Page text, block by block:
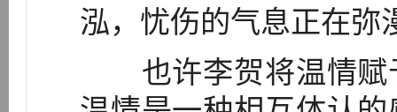
泓，忧伤的气息正在弥
也许李贺将温情赋